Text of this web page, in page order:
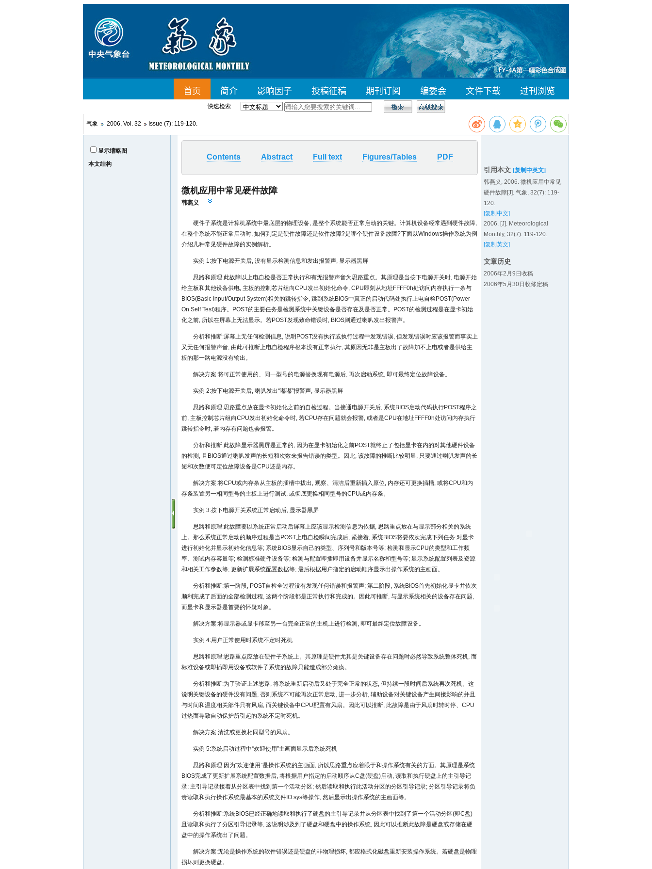
快速检索
气象 2006, Vol. 32 Issue (7): 119-120.
显示缩略图
本文结构
引用本文 [复制中英文]
韩燕义, 2006. 微机应用中常见
硬件故障[J]. 气象, 32(7): 119-
120.
[复制中文]
2006. [J]. Meteorological
Monthly, 32(7): 119-120.
[复制英文]
文章历史
2006年2月9日收稿
2006年5月30日收修定稿
Contents Abstract Full text Figures/Tables PDF
微机应用中常见硬件故障
韩燕义
硬件子系统是计算机系统中最底层的物理设备, 是整个系统能否正常启动的关键。计算机设备经常遇到硬件故障,
在整个系统不能正常启动时, 如何判定是硬件故障还是软件故障?是哪个硬件设备故障?下面以Windows操作系统为例
介绍几种常见硬件故障的实例解析。
实例 1:按下电源开关后, 没有显示检测信息和发出报警声, 显示器黑屏
思路和原理:此故障以上电自检是否正常执行和有无报警声音为思路重点。其原理是当按下电源开关时, 电源开始
给主板和其他设备供电, 主板的控制芯片组向CPU发出初始化命令, CPU即刻从地址FFFF0h处访问内存执行一条与
BIOS(Basic Input/Output System)相关的跳转指令, 跳到系统BIOS中真正的启动代码处执行上电自检POST(Power
On Self Test)程序。POST的主要任务是检测系统中关键设备是否存在及是否正常。POST的检测过程是在显卡初始
化之前, 所以在屏幕上无法显示。若POST发现致命错误时, BIOS则通过喇叭发出报警声。
分析和推断:屏幕上无任何检测信息, 说明POST没有执行或执行过程中发现错误, 但发现错误时应该报警而事实上
又无任何报警声音, 由此可推断上电自检程序根本没有正常执行, 其原因无非是主板出了故障加不上电或者是供给主
板的那一路电源没有输出。
解决方案:将可正常使用的、同一型号的电源替换现有电源后, 再次启动系统, 即可最终定位故障设备。
实例 2:按下电源开关后, 喇叭发出“嘟嘟”报警声, 显示器黑屏
思路和原理:思路重点放在显卡初始化之前的自检过程。当接通电源开关后, 系统BIOS启动代码执行POST程序之
前, 主板控制芯片组向CPU发出初始化命令时, 若CPU存在问题就会报警, 或者是CPU在地址FFFF0h处访问内存执行
跳转指令时, 若内存有问题也会报警。
分析和推断:此故障显示器黑屏是正常的, 因为在显卡初始化之前POST就终止了包括显卡在内的对其他硬件设备
的检测, 且BIOS通过喇叭发声的长短和次数来报告错误的类型。因此, 该故障的推断比较明显, 只要通过喇叭发声的长
短和次数便可定位故障设备是CPU还是内存。
解决方案:将CPU或内存条从主板的插槽中拔出, 观察、清洁后重新插入原位, 内存还可更换插槽, 或将CPU和内
存条装置另一相同型号的主板上进行测试, 或彻底更换相同型号的CPU或内存条。
实例 3:按下电源开关系统正常启动后, 显示器黑屏
思路和原理:此故障要以系统正常启动后屏幕上应该显示检测信息为依据, 思路重点放在与显示部分相关的系统
上。那么系统正常启动的顺序过程是当POST上电自检瞬间完成后, 紧接着, 系统BIOS将要依次完成下列任务:对显卡
进行初始化并显示初始化信息等; 系统BIOS显示自己的类型、序列号和版本号等; 检测和显示CPU的类型和工作频
率、测试内存容量等; 检测标准硬件设备等; 检测与配置即插即用设备并显示名称和型号等; 显示系统配置列表及资源
和相关工作参数等; 更新扩展系统配置数据等; 最后根据用户指定的启动顺序显示出操作系统的主画面。
分析和推断:第一阶段, POST自检全过程没有发现任何错误和报警声; 第二阶段, 系统BIOS首先初始化显卡并依次
顺利完成了后面的全部检测过程, 这两个阶段都是正常执行和完成的。因此可推断, 与显示系统相关的设备存在问题,
而显卡和显示器是首要的怀疑对象。
解决方案:将显示器或显卡移至另一台完全正常的主机上进行检测, 即可最终定位故障设备。
实例 4:用户正常使用时系统不定时死机
思路和原理:思路重点应放在硬件子系统上。其原理是硬件尤其是关键设备存在问题时必然导致系统整体死机, 而
标准设备或即插即用设备或软件子系统的故障只能造成部分瘫痪。
分析和推断:为了验证上述思路, 将系统重新启动后又处于完全正常的状态, 但持续一段时间后系统再次死机。这
说明关键设备的硬件没有问题, 否则系统不可能再次正常启动, 进一步分析, 辅助设备对关键设备产生间接影响的并且
与时间和温度相关部件只有风扇, 而关键设备中CPU配置有风扇。因此可以推断, 此故障是由于风扇时转时停、CPU
过热而导致自动保护所引起的系统不定时死机。
解决方案:清洗或更换相同型号的风扇。
实例 5:系统启动过程中“欢迎使用”主画面显示后系统死机
思路和原理:因为“欢迎使用”是操作系统的主画面, 所以思路重点应着眼于和操作系统有关的方面。其原理是系统
BIOS完成了更新扩展系统配置数据后, 将根据用户指定的启动顺序从C盘(硬盘)启动, 读取和执行硬盘上的主引导记
录; 主引导记录接着从分区表中找到第一个活动分区; 然后读取和执行此活动分区的分区引导记录; 分区引导记录将负
责读取和执行操作系统最基本的系统文件IO.sys等操作, 然后显示出操作系统的主画面等。
分析和推断:系统BIOS已经正确地读取和执行了硬盘的主引导记录并从分区表中找到了第一个活动分区(即C盘)
且读取和执行了分区引导记录等, 这说明涉及到了硬盘和硬盘中的操作系统, 因此可以推断此故障是硬盘或存储在硬
盘中的操作系统出了问题。
解决方案:无论是操作系统的软件错误还是硬盘的非物理损坏, 都应格式化磁盘重新安装操作系统。若硬盘是物理
损坏则更换硬盘。